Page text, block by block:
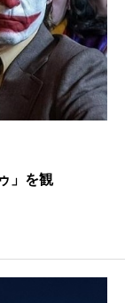
」を観